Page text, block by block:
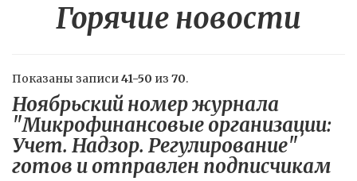
Горячие новости
Показаны записи41-50 из 70.
Ноябрьский номер журнала
"Микрофинансовые организации:
Учет. Надзор. Регулирование"
готов и отправлен подписчикам